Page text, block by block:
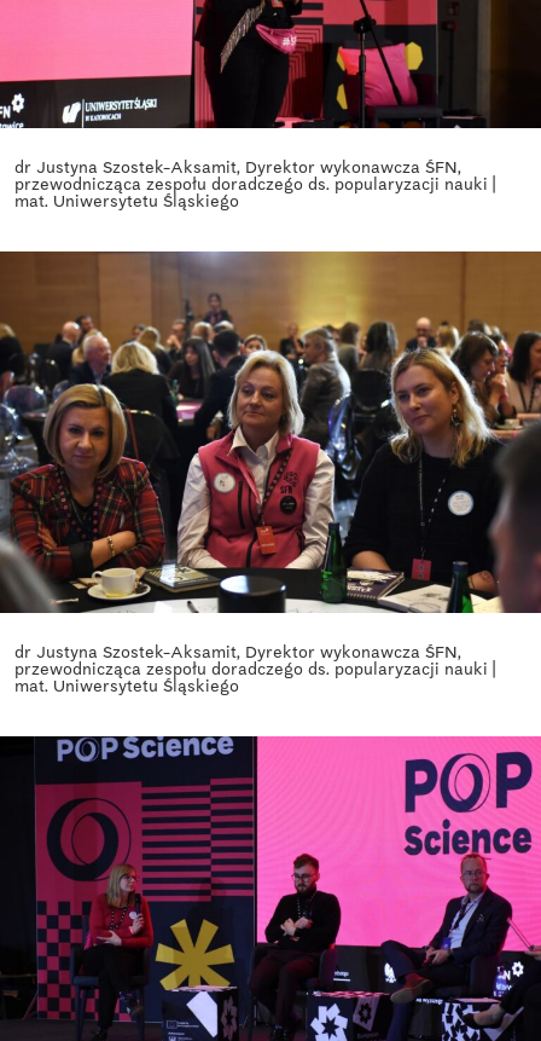
dr Justyna Szostek-Aksamit, Dyrektor wykonawcza ŚFN,
przewodnicząca zespołu doradczego ds. popularyzacji nauki |
mat. Uniwersytetu Śląskiego
dr Justyna Szostek-Aksamit, Dyrektor wykonawcza ŚFN,
przewodnicząca zespołu doradczego ds. popularyzacji nauki |
mat. Uniwersytetu Śląskiego